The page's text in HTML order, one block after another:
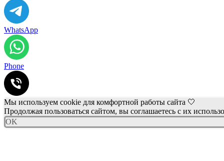
WhatsApp
Phone
Мы используем cookie для комфортной работы сайта 🤍
Продолжая пользоваться сайтом, вы соглашаетесь с их
OK